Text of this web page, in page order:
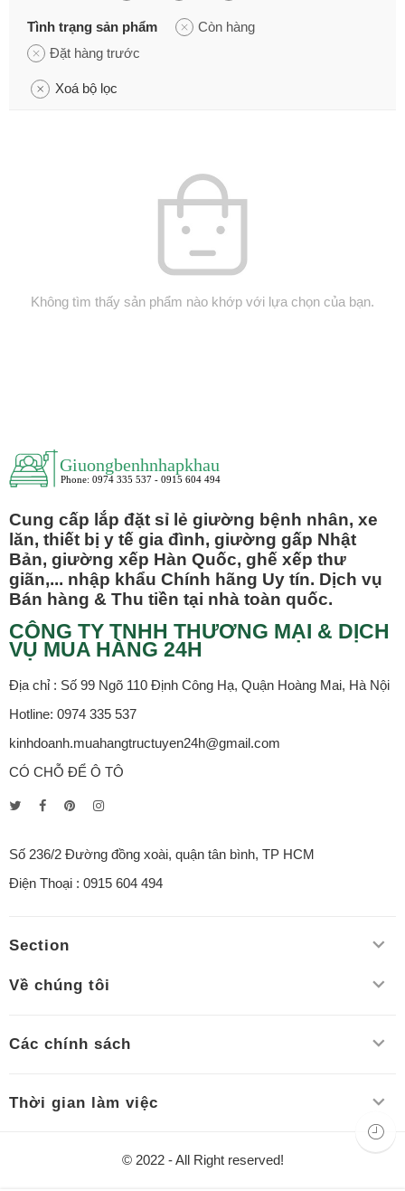
Tình trạng sản phẩm
Còn hàng
Đặt hàng trước
Xoá bộ lọc
Không tìm thấy sản phẩm nào khớp với lựa chọn của bạn.
Cung cấp lắp đặt sỉ lẻ giường bệnh nhân, xe
lăn, thiết bị y tế gia đình, giường gấp Nhật
Bản, giường xếp Hàn Quốc, ghế xếp thư
giãn,... nhập khẩu Chính hãng Uy tín. Dịch vụ
Bán hàng & Thu tiền tại nhà toàn quốc.
CÔNG TY TNHH THƯƠNG MẠI & DỊCH
VỤ MUA HÀNG 24H
Địa chỉ : Số 99 Ngõ 110 Định Công Hạ, Quận Hoàng Mai, Hà Nội
Hotline: 0974 335 537
kinhdoanh.muahangtructuyen24h@gmail.com
CÓ CHỖ ĐỂ Ô TÔ
Số 236/2 Đường đồng xoài, quận tân bình, TP HCM
Điện Thoại : 0915 604 494
Section
Về chúng tôi
Các chính sách
Thời gian làm việc
© 2022 - All Right reserved!